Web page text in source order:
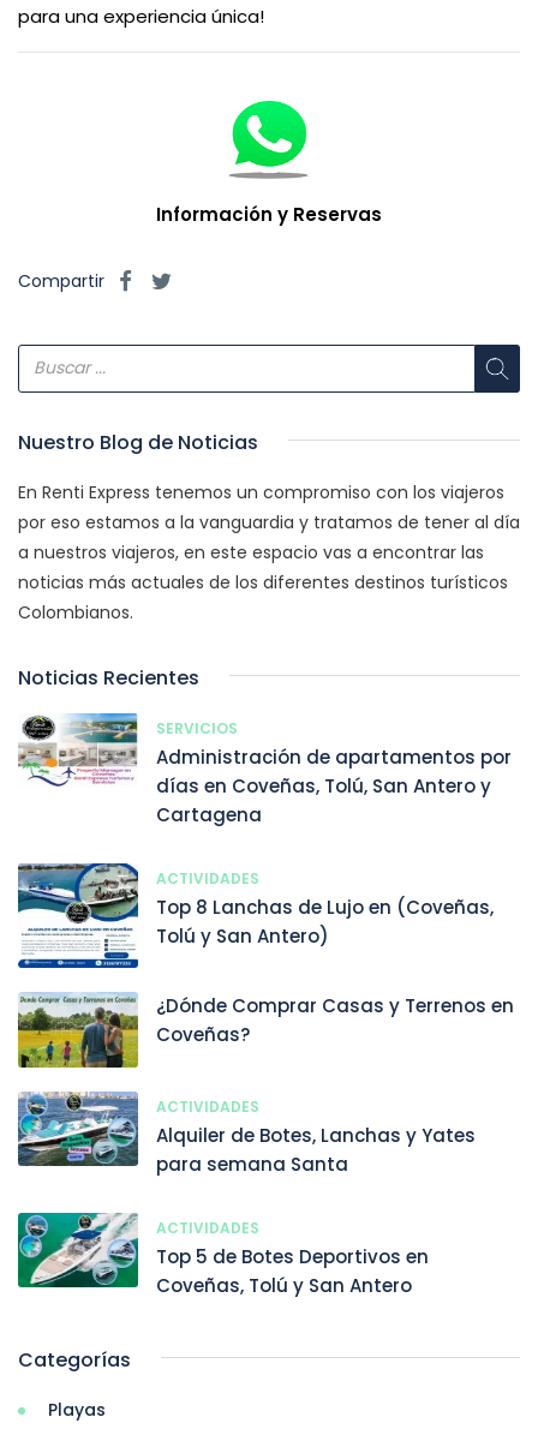
para una experiencia única!
Información y Reservas
Compartir
Nuestro Blog de Noticias
En Renti Express tenemos un compromiso con los viajeros
por eso estamos a la vanguardia y tratamos de tener al día
a nuestros viajeros, en este espacio vas a encontrar las
noticias más actuales de los diferentes destinos turísticos
Colombianos.
Noticias Recientes
SERVICIOS
Administración de apartamentos por
días en Coveñas, Tolú, San Antero y
Cartagena
ACTIVIDADES
Top 8 Lanchas de Lujo en (Coveñas,
Tolú y San Antero)
¿Dónde Comprar Casas y Terrenos en
Coveñas?
ACTIVIDADES
Alquiler de Botes, Lanchas y Yates
para semana Santa
ACTIVIDADES
Top 5 de Botes Deportivos en
Coveñas, Tolú y San Antero
Categorías
Playas